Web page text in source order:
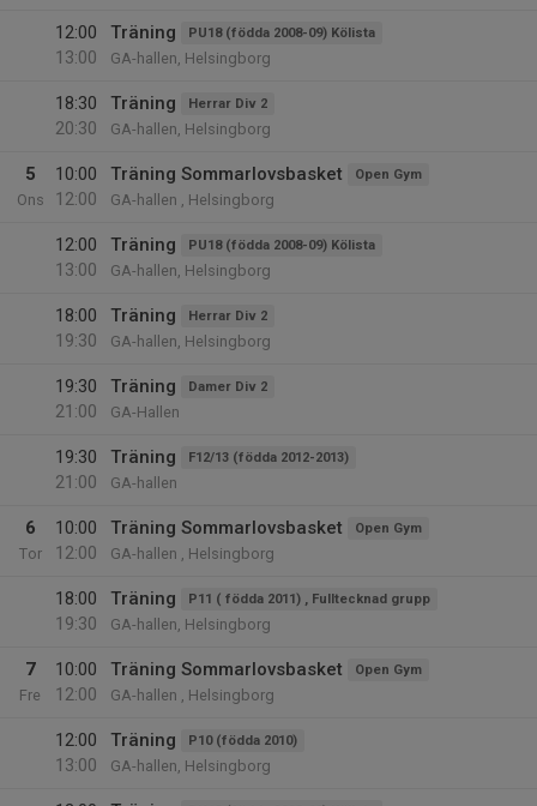
12:00
13:00
Träning PU18 (födda 2008-09) Kölista
GA-hallen, Helsingborg
18:30
20:30
Träning Herrar Div 2
GA-hallen, Helsingborg
5
Ons
10:00
12:00
Träning Sommarlovsbasket Open Gym
GA-hallen , Helsingborg
12:00
13:00
Träning PU18 (födda 2008-09) Kölista
GA-hallen, Helsingborg
18:00
19:30
Träning Herrar Div 2
GA-hallen, Helsingborg
19:30
21:00
Träning Damer Div 2
GA-Hallen
19:30
21:00
Träning F12/13 (födda 2012-2013)
GA-hallen
6
Tor
10:00
12:00
Träning Sommarlovsbasket Open Gym
GA-hallen , Helsingborg
18:00
19:30
Träning P11 ( födda 2011) , Fulltecknad grupp
GA-hallen, Helsingborg
7
Fre
10:00
12:00
Träning Sommarlovsbasket Open Gym
GA-hallen , Helsingborg
12:00
13:00
Träning P10 (födda 2010)
GA-hallen, Helsingborg